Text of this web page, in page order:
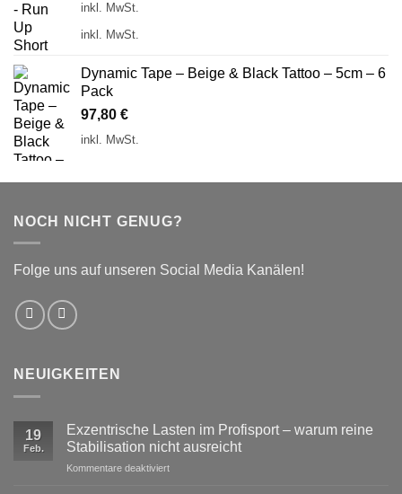
inkl. MwSt.
inkl. MwSt.
Dynamic Tape – Beige & Black Tattoo – 5cm – 6
Pack
97,80 €
inkl. MwSt.
NOCH NICHT GENUG?
Folge uns auf unseren Social Media Kanälen!
NEUIGKEITEN
19
Feb.
Exzentrische Lasten im Profisport – warum reine
Stabilisation nicht ausreicht
Kommentare deaktiviertfür